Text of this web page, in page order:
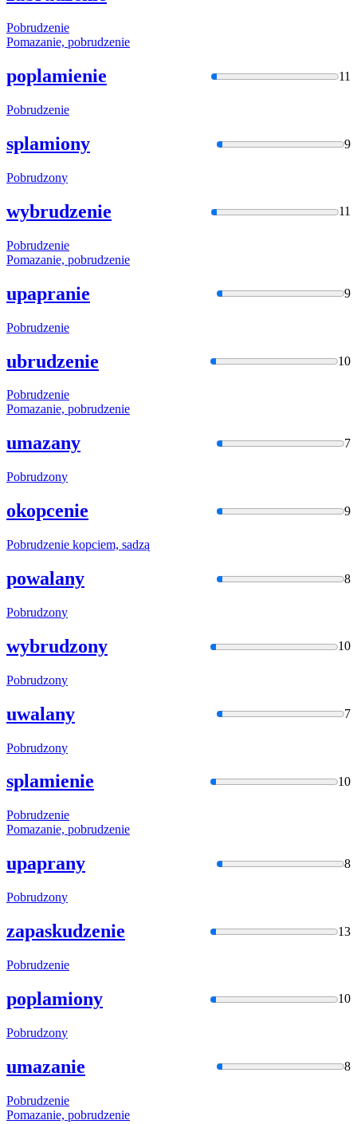
Pobrudzenie
Pomazanie, pobrudzenie
poplamienie 11
Pobrudzenie
splamiony 9
Pobrudzony
wybrudzenie 11
Pobrudzenie
Pomazanie, pobrudzenie
upapranie 9
Pobrudzenie
ubrudzenie 10
Pobrudzenie
Pomazanie, pobrudzenie
umazany 7
Pobrudzony
okopcenie 9
Pobrudzenie kopciem, sadzą
powalany 8
Pobrudzony
wybrudzony 10
Pobrudzony
uwalany 7
Pobrudzony
splamienie 10
Pobrudzenie
Pomazanie, pobrudzenie
upaprany 8
Pobrudzony
zapaskudzenie 13
Pobrudzenie
poplamiony 10
Pobrudzony
umazanie 8
Pobrudzenie
Pomazanie, pobrudzenie